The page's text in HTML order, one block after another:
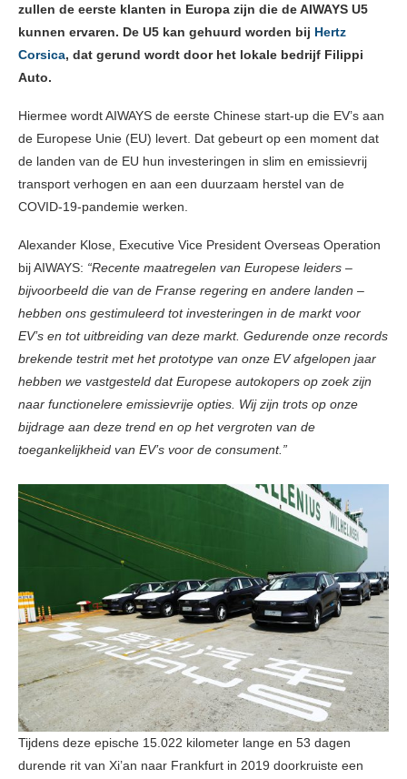
zullen de eerste klanten in Europa zijn die de AIWAYS U5
kunnen ervaren. De U5 kan gehuurd worden bij Hertz
Corsica, dat gerund wordt door het lokale bedrijf Filippi
Auto.
Hiermee wordt AIWAYS de eerste Chinese start-up die EV’s aan
de Europese Unie (EU) levert. Dat gebeurt op een moment dat
de landen van de EU hun investeringen in slim en emissievrij
transport verhogen en aan een duurzaam herstel van de
COVID-19-pandemie werken.
Alexander Klose, Executive Vice President Overseas Operation
bij AIWAYS: “Recente maatregelen van Europese leiders –
bijvoorbeeld die van de Franse regering en andere landen –
hebben ons gestimuleerd tot investeringen in de markt voor
EV’s en tot uitbreiding van deze markt. Gedurende onze records
brekende testrit met het prototype van onze EV afgelopen jaar
hebben we vastgesteld dat Europese autokopers op zoek zijn
naar functionelere emissievrije opties. Wij zijn trots op onze
bijdrage aan deze trend en op het vergroten van de
toegankelijkheid van EV’s voor de consument.”
Tijdens deze epische 15.022 kilometer lange en 53 dagen
durende rit van Xi’an naar Frankfurt in 2019 doorkruiste een